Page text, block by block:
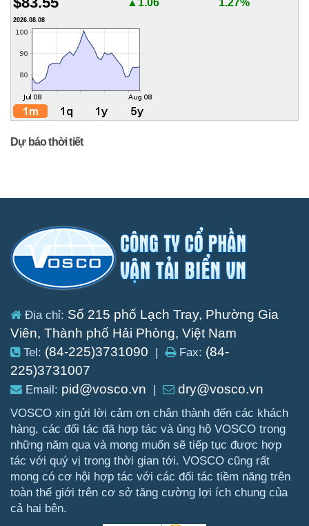
▲1.06 1.27%
2026.08.08
Dự báo thời tiết
Địa chỉ: Số 215 phố Lạch Tray, Phường Gia
Viên, Thành phố Hải Phòng, Việt Nam
Tel: (84-225)3731090 | Fax: (84-
225)3731007
Email: pid@vosco.vn | dry@vosco.vn
VOSCO xin gửi lời cảm ơn chân thành đến các khách
hàng, các đối tác đã hợp tác và ủng hộ VOSCO trong
những năm qua và mong muốn sẽ tiếp tục được hợp
tác với quý vị trong thời gian tới. VOSCO cũng rất
mong có cơ hội hợp tác với các đối tác tiềm năng trên
toàn thế giới trên cơ sở tăng cường lợi ích chung của
cả hai bên.